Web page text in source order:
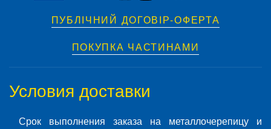
ПУБЛІЧНИЙ ДОГОВІР-ОФЕРТА
ПОКУПКА ЧАСТИНАМИ
Условия доставки
Срок выполнения заказа на металлочерепицу и